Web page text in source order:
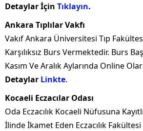
Detaylar İçin Tıklayın.
Ankara Tıplılar Vakfı
Vakıf Ankara Üniversitesi Tıp
Karşılıksız Burs Vermektedir. Burs
Kasım Ve Aralık Aylarında Online
Detaylar Linkte.
Kocaeli Eczacılar Odası
Oda Eczacılık Kocaeli Nüfusuna
İlinde İkamet Eden Eczacılık